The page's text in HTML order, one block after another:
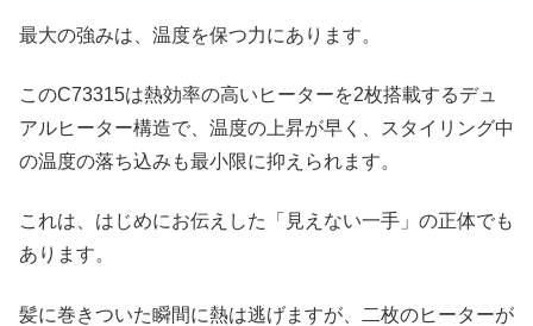
最大の強みは、温度を保つ力にあります。
このC73315は熱効率の高いヒーターを2枚搭載するデュ
アルヒーター構造で、温度の上昇が早く、スタイリング中
の温度の落ち込みも最小限に抑えられます。
これは、はじめにお伝えした「見えない一手」の正体でも
あります。
髪に巻きついた瞬間に熱は逃げますが、二枚のヒーターが